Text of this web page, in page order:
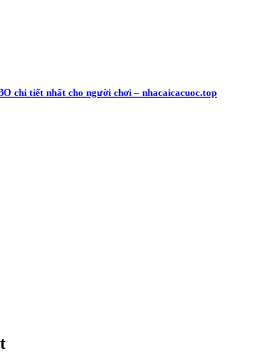
chi tiết nhất cho người chơi – nhacaicacuoc.top